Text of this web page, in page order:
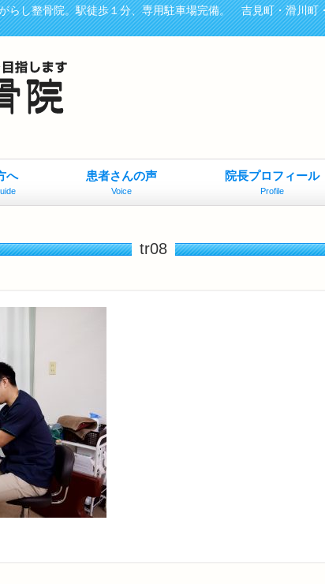
らし整骨院。駅徒歩１分、専用駐車場完備。 吉見町・滑川町
へ 患者さんの声
Voice
院長プロフィール
Profile
tr08